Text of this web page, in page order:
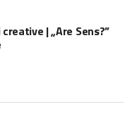
| „Are Sens?”